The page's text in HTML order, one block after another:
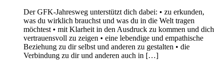
Der GFK-Jahresweg unterstützt dich dabei: • zu erkunden,
was du wirklich brauchst und was du in die Welt tragen
möchtest • mit Klarheit in den Ausdruck zu kommen und dich
vertrauensvoll zu zeigen • eine lebendige und empathische
Beziehung zu dir selbst und anderen zu gestalten • die
Verbindung zu dir und anderen auch in […]